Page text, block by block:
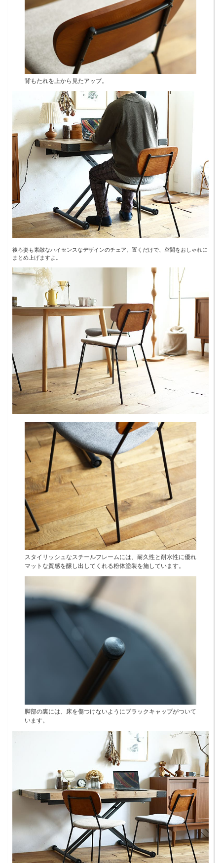
背もたれを上から見たアップ。
後ろ姿も素敵なハイセンスなデザインのチェア。置くだけで、空間をおしゃれに
まとめ上げますよ。
スタイリッシュなスチールフレームには、耐久性と耐水性に優れ
マットな質感を醸し出してくれる粉体塗装を施しています。
脚部の裏には、床を傷つけないようにブラックキャップがついて
います。